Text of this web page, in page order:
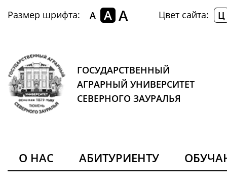
Размер шрифта: A A A Цвет сайта: Ц
ГОСУДАРСТВЕННЫЙ
АГРАРНЫЙ УНИВЕРСИТЕТ
СЕВЕРНОГО ЗАУРАЛЬЯ
О НАС АБИТУРИЕНТУ